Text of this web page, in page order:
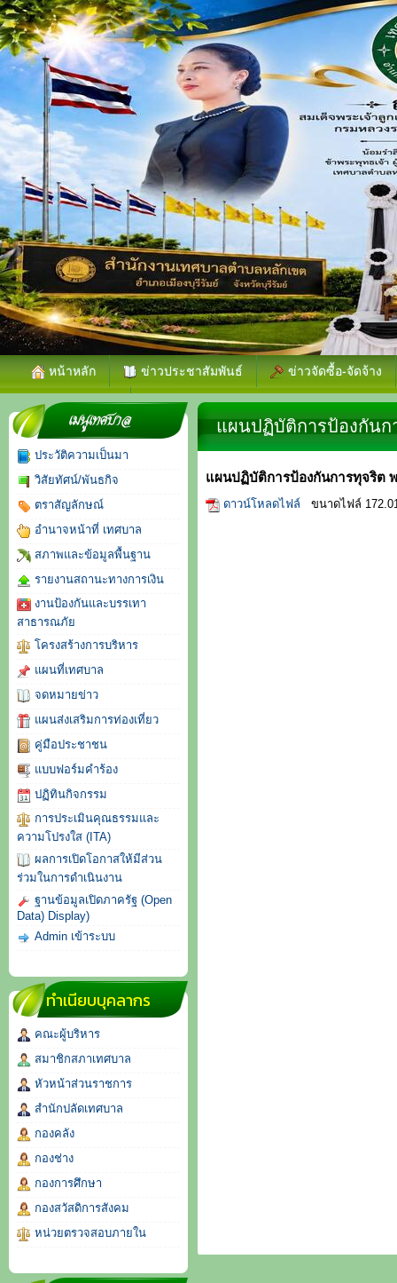
หน้าหลัก ข่าวประชาสัมพันธ์ ข่าวจัดซื้อ-จัดจ้าง
จดหมายข่าว
ประวัติความเป็นมา
วิสัยทัศน์/พันธกิจ
ตราสัญลักษณ์
อำนาจหน้าที่ เทศบาล
สภาพและข้อมูลพื้นฐาน
รายงานสถานะทางการเงิน
งานป้องกันและบรรเทา
สาธารณภัย
โครงสร้างการบริหาร
แผนที่เทศบาล
จดหมายข่าว
แผนส่งเสริมการท่องเที่ยว
คู่มือประชาชน
แบบฟอร์มคำร้อง
ปฏิทินกิจกรรม
การประเมินคุณธรรมและ
ความโปรงใส (ITA)
ผลการเปิดโอกาสให้มีส่วน
ร่วมในการดำเนินงาน
ฐานข้อมูลเปิดภาครัฐ (Open
Data) Display)
Admin เข้าระบบ
ทำเนียบบุคลากร
คณะผู้บริหาร
สมาชิกสภาเทศบาล
หัวหน้าส่วนราชการ
สำนักปลัดเทศบาล
กองคลัง
กองช่าง
กองการศึกษา
กองสวัสดิการสังคม
หน่วยตรวจสอบภายใน
แผนปฏิบัติการป้องกันก
แผนปฏิบัติการป้องกันการทุจริต
ดาวน์โหลดไฟล์ ขนาดไฟล์